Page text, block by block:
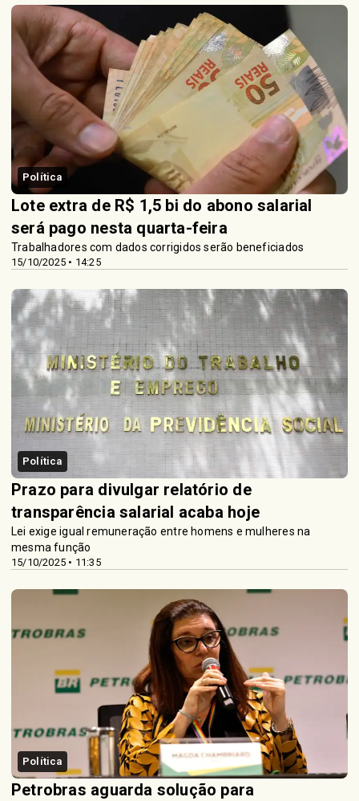
Política
15/10/2025 • 14:25
Lote extra de R$ 1,5 bi do abono salarial
será pago nesta quarta-feira
Trabalhadores com dados corrigidos serão beneficiados
Política
15/10/2025 • 11:35
Prazo para divulgar relatório de
transparência salarial acaba hoje
Lei exige igual remuneração entre homens e mulheres na
mesma função
Política
Petrobras aguarda solução para